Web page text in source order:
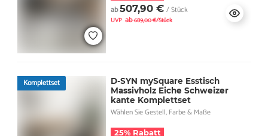
ab507,90 € / Stück
UVP ab689,00 €/Stück
Komplettset
D-SYN mySquare Esstisch
Massivholz Eiche Schweizer
kante Komplettset
Wählen Sie Gestell, Farbe & Maße
25% Rabatt